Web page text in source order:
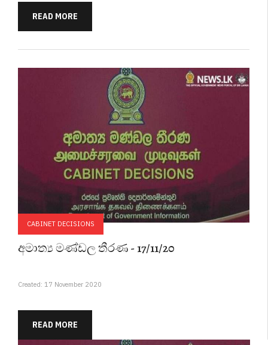
READ MORE
CABINET DECISIONS
අමාත්‍ය මණ්ඩල තීරණ - 17/11/20
Created: 17 November 2020
READ MORE